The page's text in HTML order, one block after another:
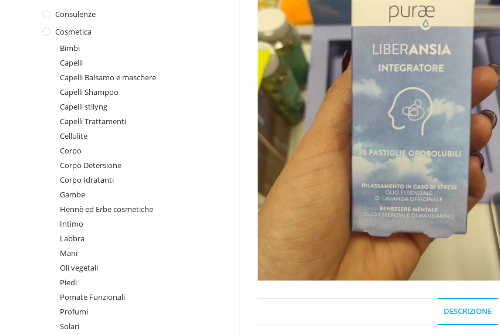
DESCRIZIONE
Consulenze
Cosmetica
Bimbi
Capelli
Capelli Balsamo e maschere
Capelli Shampoo
Capelli stilyng
Capelli Trattamenti
Cellulite
Corpo
Corpo Detersione
Corpo Idratanti
Gambe
Hennè ed Erbe cosmetiche
Intimo
Labbra
Mani
Oli vegetali
Piedi
Pomate Funzionali
Profumi
Solari